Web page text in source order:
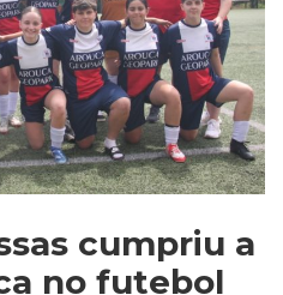
cumpriu a
no futebol